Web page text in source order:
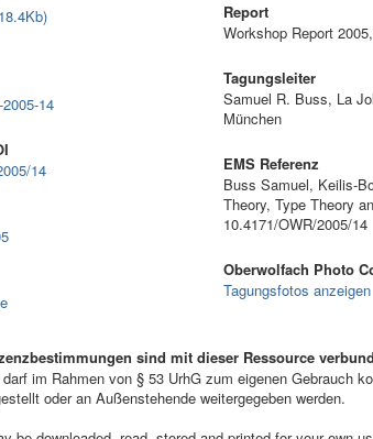
14
14
Report
Workshop Report
Tagungsleiter
Samuel R. Buss, La
München
EMS Referenz
Buss Samuel, Keilis-
Theory, Type Theory
10.4171/OWR/2005/14
Oberwolfach Photo
Tagungsfotos anzeigen
sind mit dieser Ressource
im Rahmen von § 53 UrhG zum eigenen Gebrauch
oder an Außenstehende weitergegeben werden.